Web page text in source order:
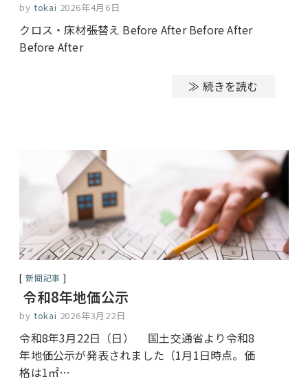
by tokai 2026年4月6日
クロス・床材張替え Before After Before After
Before After
≫ 続きを読む
新聞記事
令和8年地価公示
by tokai 2026年3月22日
令和8年3月22日（日） 国土交通省より令和8
年地価公示が発表されました（1月1日時点。価
格は1㎡…